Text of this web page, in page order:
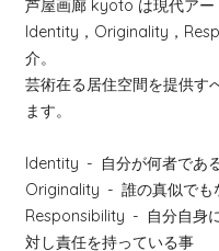
芦屋画廊 kyoto は現代アー
Identity，Originality，
介。
芸術在る居住空間を提供す
ます。
Identity - 自分が何者であ
Originality - 誰の真似でも
Responsibility - 自分自身
対し責任を持っている事